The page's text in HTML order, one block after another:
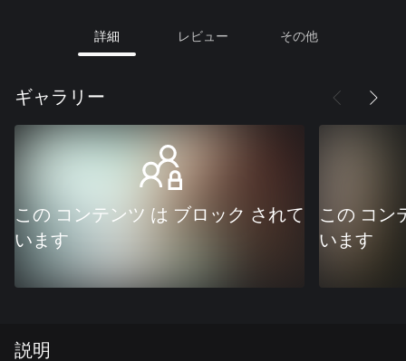
詳細 レビュー その他
ギャラリー
この コンテンツ は ブロック されて
います
この コン
います
説明